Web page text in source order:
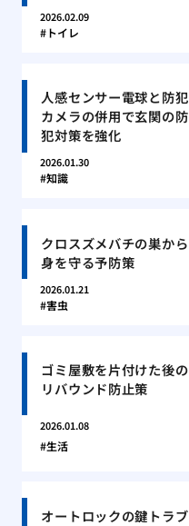
2026.02.09
トイレ
人感センサー電球と防犯
カメラの併用で玄関の防
犯対策を強化
2026.01.30
知識
クロスズメバチの巣から
身を守る予防策
2026.01.21
害虫
ゴミ屋敷を片付けた後の
リバウンド防止策
2026.01.08
生活
オートロックの鍵トラブ